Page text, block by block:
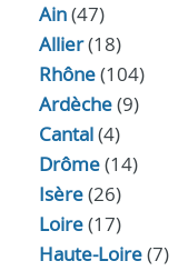
Ain(47)
Allier(18)
Rhône(104)
Ardèche(9)
Cantal(4)
Drôme(14)
Isère(26)
Loire(17)
Haute-Loire(7)